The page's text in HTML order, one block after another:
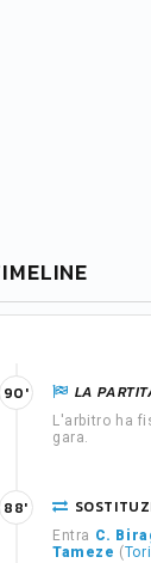
LA
L'arbitro ha
gara.
90'
Entra C.
Tameze (
88'